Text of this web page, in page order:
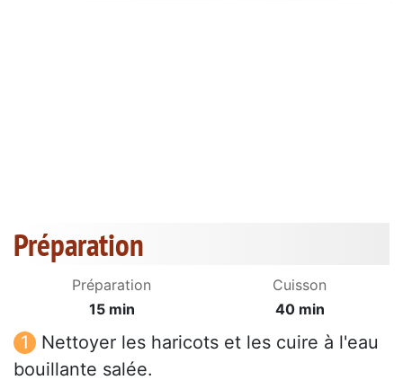
Préparation
Préparation
15 min
Cuisson
40 min
Nettoyer les haricots et les cuire à l'eau
bouillante salée.